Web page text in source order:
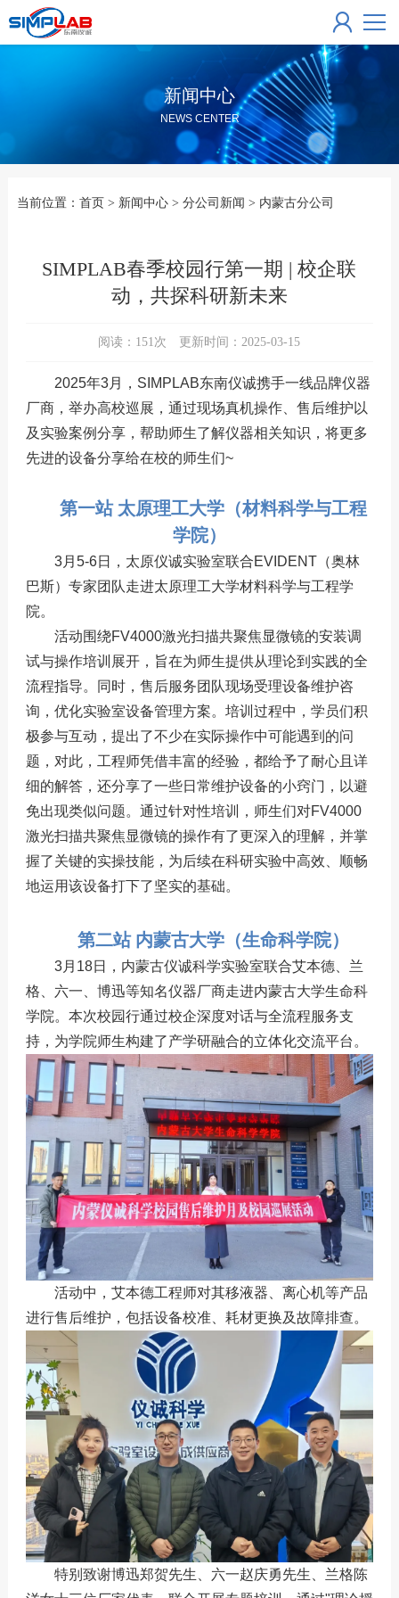
新闻中心
NEWS CENTER
当前位置： 首页 > 新闻中心> 分公司新闻 > 内蒙古分公司
SIMPLAB春季校园行第一期 | 校企联
动，共探科研新未来
阅读： 151次 更新时间：2025-03-15
2025年3月，SIMPLAB东南仪诚携手一线品牌仪器
厂商，举办高校巡展，通过现场真机操作、售后维护以
及实验案例分享，帮助师生了解仪器相关知识，将更多
先进的设备分享给在校的师生们~
第一站 太原理工大学（材料科学与工程
学院）
3月5-6日，太原仪诚实验室联合EVIDENT（奥林
巴斯）专家团队走进太原理工大学材料科学与工程学
院。
活动围绕FV4000激光扫描共聚焦显微镜的安装调
试与操作培训展开，旨在为师生提供从理论到实践的全
流程指导。同时，售后服务团队现场受理设备维护咨
询，优化实验室设备管理方案。 培训过程中，学员们积
极参与互动，提出了不少在实际操作中可能遇到的问
题，对此，工程师凭借丰富的经验，都给予了耐心且详
细的解答，还分享了一些日常维护设备的小窍门，以避
免出现类似问题。 通过针对性培训，师生们对FV4000
激光扫描共聚焦显微镜的操作有了更深入的理解，并掌
握了关键的实操技能，为后续在科研实验中高效、顺畅
地运用该设备打下了坚实的基础。
第二站 内蒙古大学（生命科学院）
3月18日，内蒙古仪诚科学实验室联合艾本德、兰
格、六一、博迅等知名仪器厂商走进内蒙古大学生命科
学院。本次校园行通过校企深度对话与全流程服务支
持，为学院师生构建了产学研融合的立体化交流平台。
活动中，艾本德工程师对其移液器、离心机等产品
进行售后维护，包括设备校准、耗材更换及故障排查。
特别致谢博迅郑贺先生、六一赵庆勇先生、兰格陈